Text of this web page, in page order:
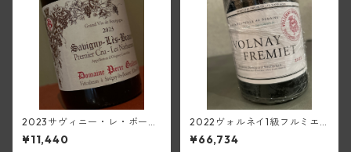
2023サヴィニー・レ・ボーヌ
1級レ・ナルバントン(ピエー
ル・ギユモ)
¥11,440
2022ヴォルネイ1級フルミエ
【マグナム／1500ml】(マル
キ・ダンジェルヴィル)
¥66,734